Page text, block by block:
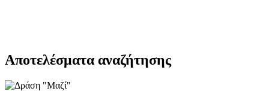
Αποτελέσματα αναζήτησης